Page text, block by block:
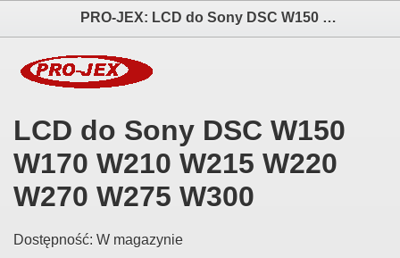
PRO-JEX: LCD do Sony DSC W150 W170 W210 W215 W220 W270 W275 W300 elektronika i akcesoria aparatów fotograficznych
LCD do Sony DSC W150
W170 W210 W215 W220
W270 W275 W300
Dostępność: W magazynie